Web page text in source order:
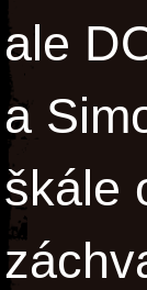
ale
a
škále